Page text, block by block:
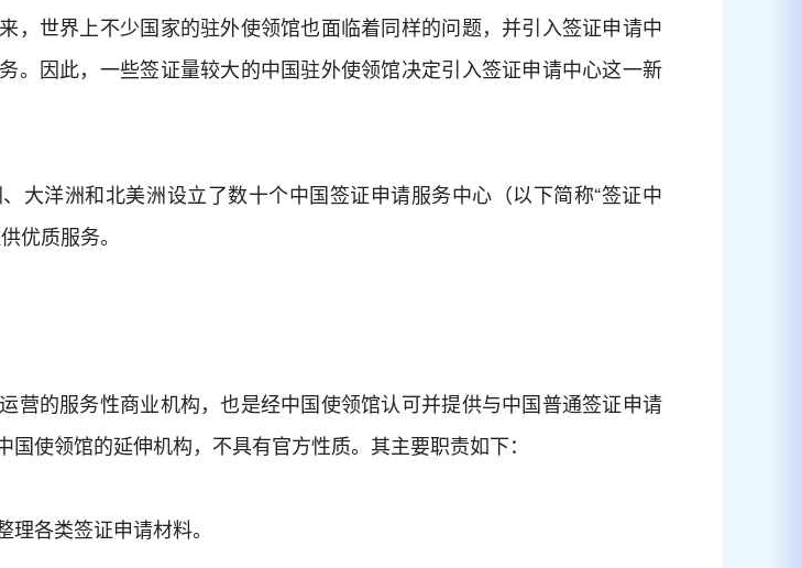
，世界上不少国家的驻外使领馆也面临着同样的问题，并引入签证申请中
。因此，一些签证量较大的中国驻外使领馆决定引入签证申请中心这一新
大洋洲和北美洲设立了数十个中国签证申请服务中心（以下简称“签证中
优质服务。
营的服务性商业机构，也是经中国使领馆认可并提供与中国普通签证申请
使领馆的延伸机构，不具有官方性质。其主要职责如下：
理各类签证申请材料。